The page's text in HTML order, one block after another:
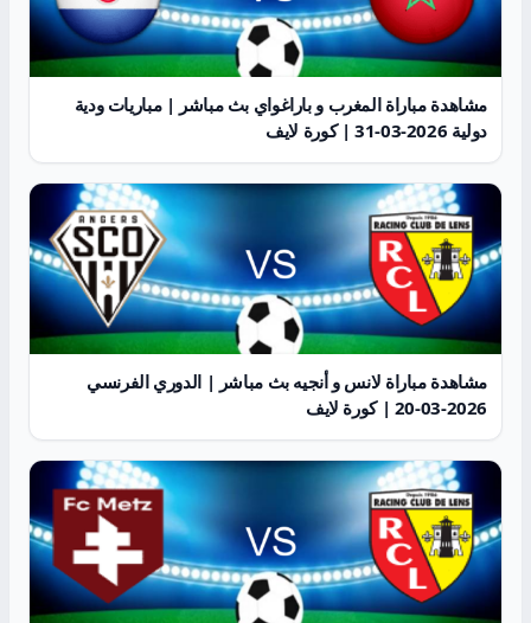
مشاهدة مباراة المغرب و باراغواي بث مباشر | مباريات ودية
دولية 2026-03-31 | كورة لايف
مشاهدة مباراة لانس و أنجيه بث مباشر | الدوري الفرنسي
2026-03-20 | كورة لايف